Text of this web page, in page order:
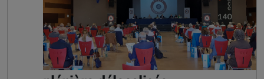
Retour sur l'assemblée